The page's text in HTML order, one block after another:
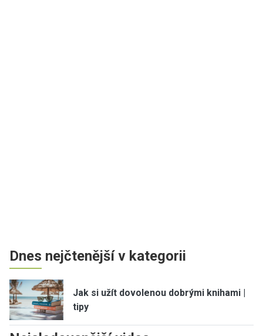
Dnes nejčtenější v kategorii
Jak si užít dovolenou dobrými knihami |
tipy